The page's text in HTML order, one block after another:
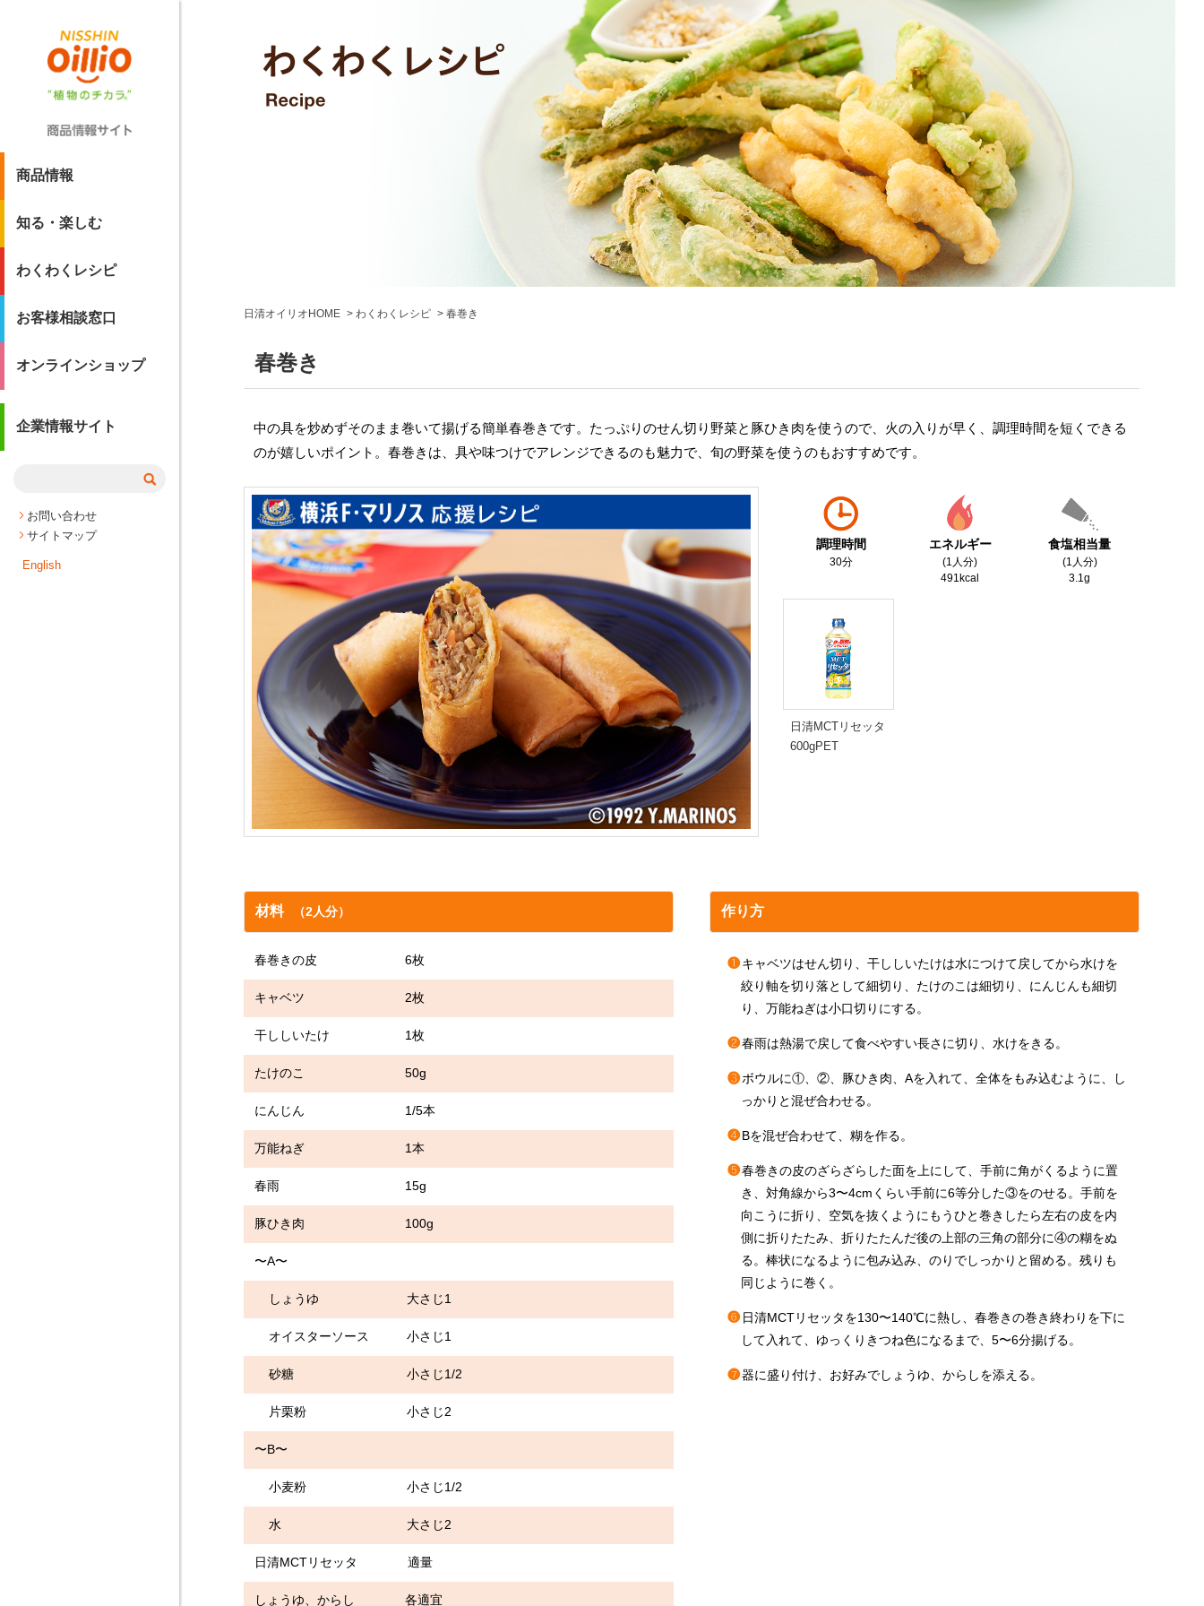
商品情報
知る・楽しむ
わくわくレシピ
お客様相談窓口
オンラインショップ
企業情報サイト
お問い合わせ
サイトマップ
English
日清オイリオHOME わくわくレシピ 春巻き
春巻き
中の具を炒めずそのまま巻いて揚げる簡単春巻きです。たっぷりのせん切り野菜と豚ひき肉を使うので、火の入りが早く、調理時間を短くできる
のが嬉しいポイント。春巻きは、具や味つけでアレンジできるのも魅力で、旬の野菜を使うのもおすすめです。
調理時間
30分
エネルギー
(1人分)
491kcal
食塩相当量
(1人分)
3.1g
日清MCTリセッタ
600gPET
材料 （2人分）
春巻きの皮 6枚
キャベツ 2枚
干ししいたけ 1枚
たけのこ 50g
にんじん 1/5本
万能ねぎ 1本
春雨 15g
豚ひき肉 100g
〜A〜
しょうゆ 大さじ1
オイスターソース 小さじ1
砂糖 小さじ1/2
片栗粉 小さじ2
〜B〜
小麦粉 小さじ1/2
水 大さじ2
日清MCTリセッタ 適量
しょうゆ、からし 各適宜
作り方
❶ キャベツはせん切り、干ししいたけは水につけて戻してから水けを
絞り軸を切り落として細切り、たけのこは細切り、にんじんも細切
り、万能ねぎは小口切りにする。
❷春雨は熱湯で戻して食べやすい長さに切り、水けをきる。
❸ボウルに①、②、豚ひき肉、Aを入れて、全体をもみ込むように、し
っかりと混ぜ合わせる。
❹ Bを混ぜ合わせて、糊を作る。
❺春巻きの皮のざらざらした面を上にして、手前に角がくるように置
き、対角線から3〜4cmくらい手前に6等分した③をのせる。手前を
向こうに折り、空気を抜くようにもうひと巻きしたら左右の皮を内
側に折りたたみ、折りたたんだ後の上部の三角の部分に④の糊をぬ
る。棒状になるように包み込み、のりでしっかりと留める。残りも
同じように巻く。
❻ 日清MCTリセッタを130〜140℃に熱し、春巻きの巻き終わりを下に
して入れて、ゆっくりきつね色になるまで、5〜6分揚げる。
❼器に盛り付け、お好みでしょうゆ、からしを添える。